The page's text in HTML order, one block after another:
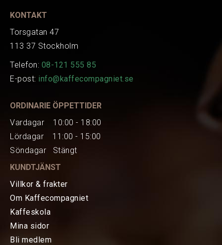
HEM
malgrad. Pefekt vid malning till exempelvis
espresso
Snabbrengöring. Det är extremt enkelt att
göra en grundlig rengöring
Bönbehållare för ca 150 g bönor
Manuale är utrustad med 50 mm platta
malskivor i härdat stål, och en kraftig motor
på 310 Watt som driver malverket i 1350
rpm.
Höjd: 350 mm
Bredd: 120 mm
Djup: 180 mm Vikt: 5,6 kg
KONTAKT
Torsgatan 47
113 37 Stockholm
Telefon: 08-121 555 85
E-post: info@kaffecompagniet.se
ORDINARIE ÖPPETTIDER
Vardagar 10:00 - 18:00
Lördagar 11:00 - 15:00
Söndagar Stängt
KUNDTJÄNST
Villkor & frakter
Om Kaffecompagniet
Kaffeskola
Mina sidor
Bli medlem